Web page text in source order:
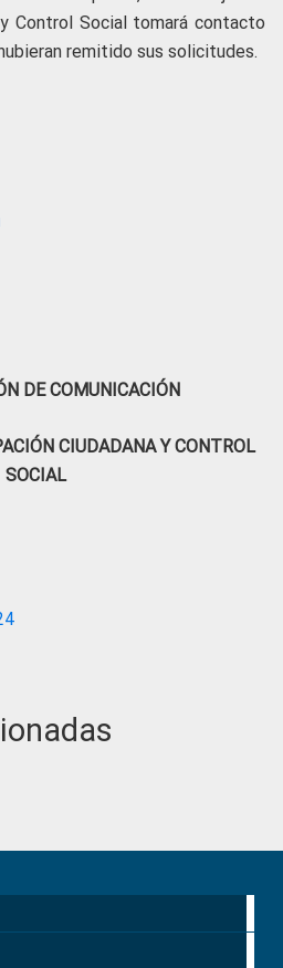
Control Social tomará contacto
remitido sus solicitudes.
DE COMUNICACIÓN
CIUDADANA Y CONTROL
SOCIAL